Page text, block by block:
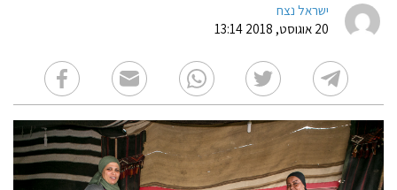
ישראל נצח
20 אוגוסט, 2018 13:14